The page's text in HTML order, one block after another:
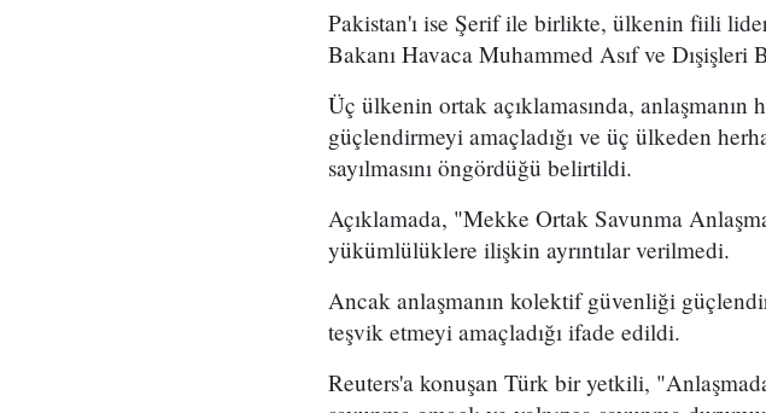
Pakistan'ı ise Şerif ile birlikte, ülkenin fiili
Bakanı Havaca Muhammed Asıf ve
Üç ülkenin ortak açıklamasında, anlaşmanın
güçlendirmeyi amaçladığı ve üç ülkeden
sayılmasını öngördüğü belirtildi.
Açıklamada, "Mekke Ortak Savunma
yükümlülüklere ilişkin ayrıntılar verilmedi.
Ancak anlaşmanın kolektif güvenliği
teşvik etmeyi amaçladığı ifade edildi.
Reuters'a konuşan Türk bir yetkili,